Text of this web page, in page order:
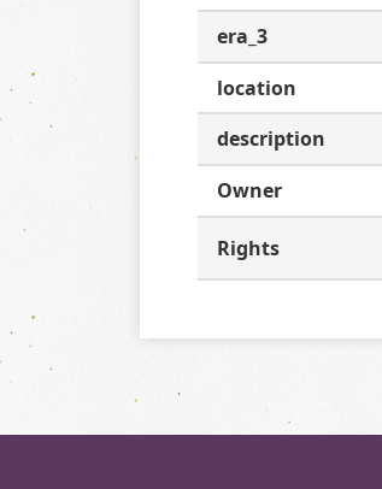
era_3
location
description
Owner
Rights